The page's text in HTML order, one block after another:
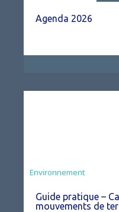
Agenda 2026
Environnement
Guide pratique –
mouvements de